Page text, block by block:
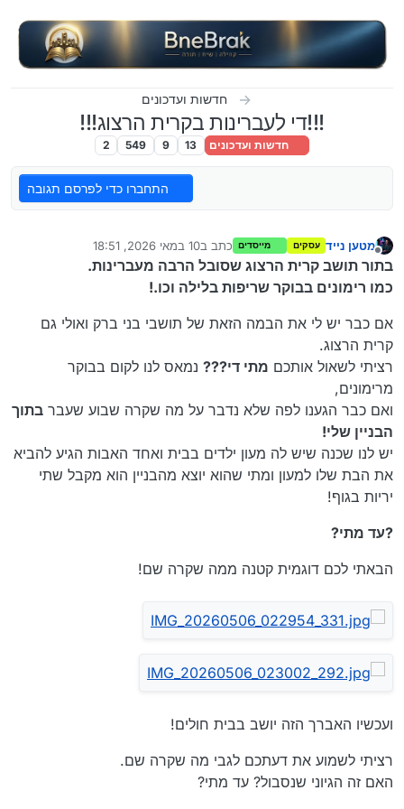
חדשות ועדכונים
!!!די לעברינות בקרית הרצוג!!!
חדשות ועדכונים 13
9
549
2
התחברו כדי לפרסם תגובה
מנותק
מטען נייד עסקים מייסדים כתב ב10 במאי 2026, 18:51
נערך לאחרונה על ידי
בתור תושב קרית הרצוג שסובל הרבה מעברינות.
כמו רימונים בבוקר שריפות בלילה וכו.!
אם כבר יש לי את הבמה הזאת של תושבי בני ברק ואולי גם
קרית הרצוג.
רציתי לשאול אותכם מתי די??? נמאס לנו לקום בבוקר
מרימונים,
ואם כבר הגענו לפה שלא נדבר על מה שקרה שבוע שעבר בתוך
הבניין שלי!
יש לנו שכנה שיש לה מעון ילדים בבית ואחד האבות הגיע להביא
את הבת שלו למעון ומתי שהוא יוצא מהבניין הוא מקבל שתי
יריות בגוף!
?עד מתי?
הבאתי לכם דוגמית קטנה ממה שקרה שם!
ועכשיו האברך הזה יושב בבית חולים!
רציתי לשמוע את דעתכם לגבי מה שקרה שם.
האם זה הגיוני שנסבול? עד מתי?